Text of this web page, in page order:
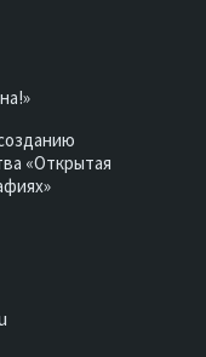
«Открытая